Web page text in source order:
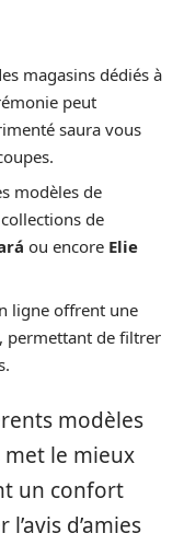
magasins dédiés à
peut
saura vous
modèles de
de
ou encore Elie
ligne offrent une
permettant de filtrer
modèles
le mieux
un confort
d’amies